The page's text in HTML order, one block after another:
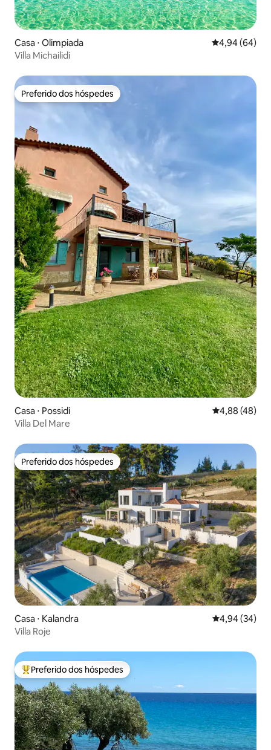
Casa ⋅ Olimpiada 4,94 de uma
4,94 (64)
Villa Michailidi
Preferido dos hóspedes
Preferido dos hóspedes
Casa ⋅ Possidi 4,88 de uma
4,88 (48)
Villa Del Mare
Preferido dos hóspedes
Preferido dos hóspedes
Casa ⋅ Kalandra 4,94 de uma
4,94 (34)
Villa Roje
Entre os melhores preferidos dos hóspedes
Preferido dos hóspedes